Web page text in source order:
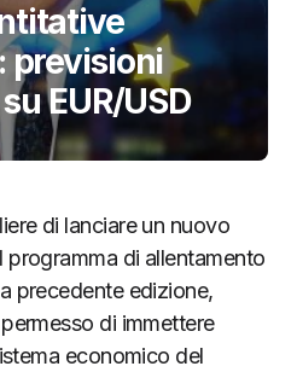
previsioni
EUR/USD
di lanciare un nuovo
programma di allentamento
precedente edizione,
di immettere
economico del